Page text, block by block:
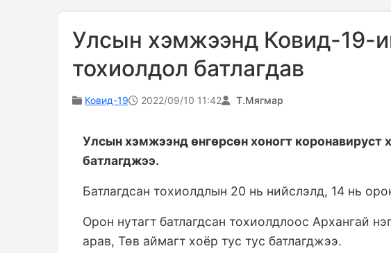
Улсын хэмжээнд Ковид-19-
тохиолдол батлагдав
Ковид-19 2022/09/10 11:42 Т.Мягмар
Улсын хэмжээнд өнгөрсөн хоногт
батлагджээ.
Батлагдсан тохиолдлын 20 нь нийслэлд, 14 нь
Орон нутагт батлагдсан тохиолдлоос Архангай
арав, Төв аймагт хоёр тус тус батлагджээ.